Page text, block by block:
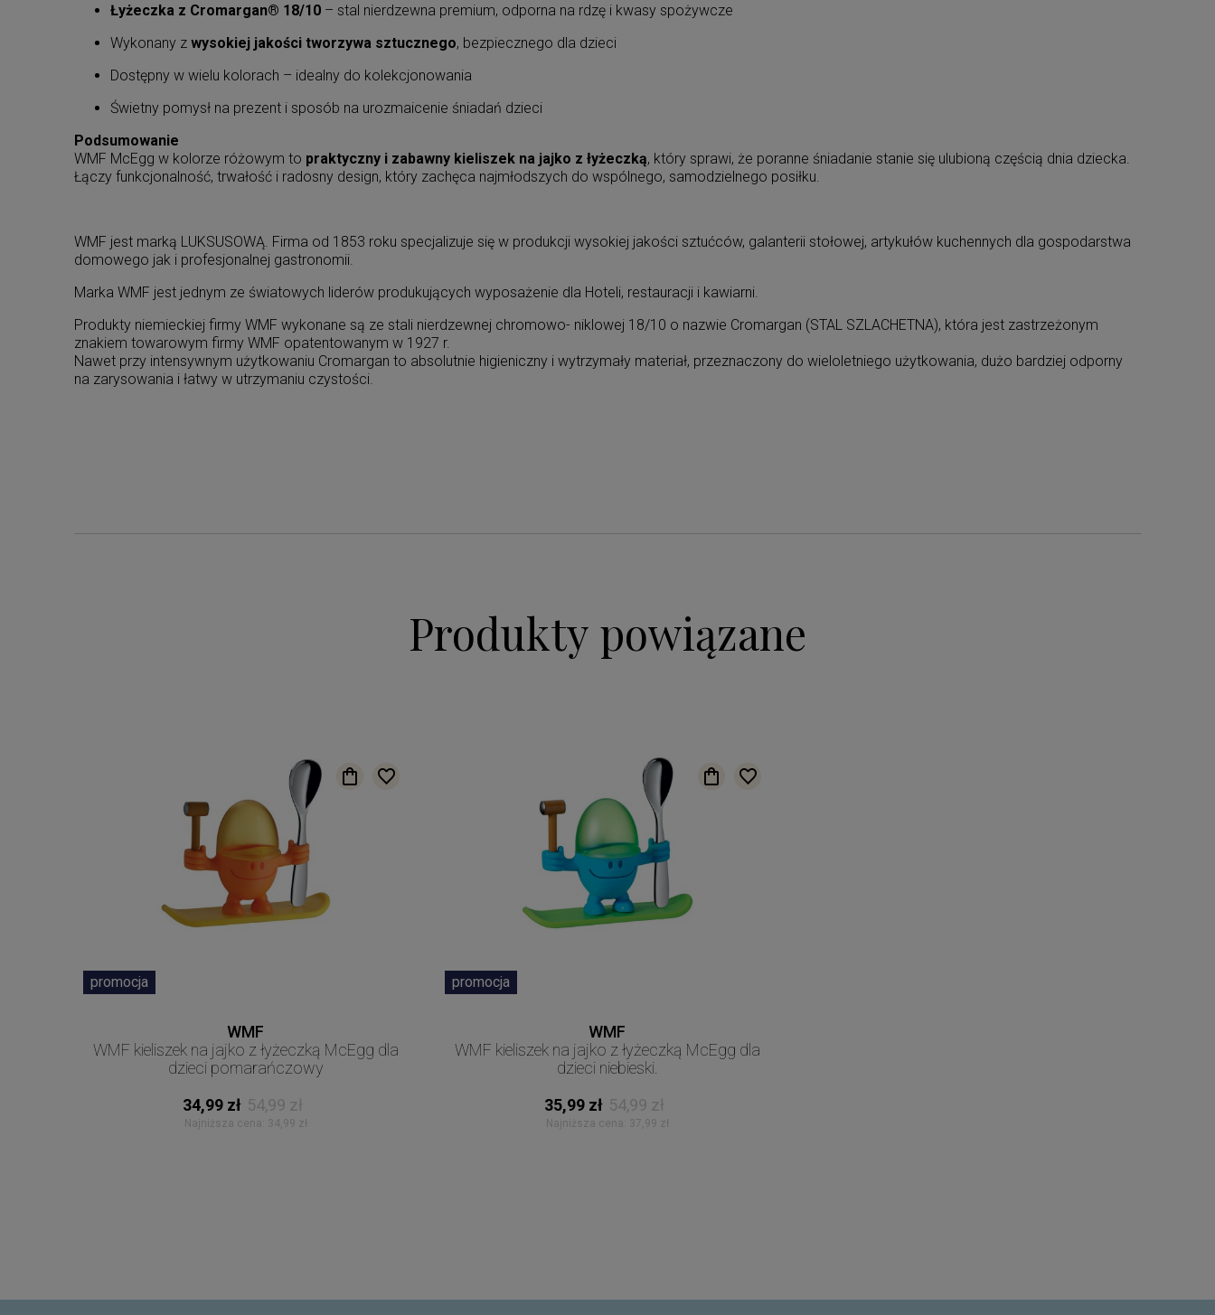
Łyżeczka z Cromargan® 18/10 – stal nierdzewna premium, odporna na rdzę i kwasy spożywcze
Wykonany z wysokiej jakości tworzywa sztucznego, bezpiecznego dla dzieci
Dostępny w wielu kolorach – idealny do kolekcjonowania
Świetny pomysł na prezent i sposób na urozmaicenie śniadań dzieci
Podsumowanie
WMF McEgg w kolorze różowym to praktyczny i zabawny kieliszek na jajko z łyżeczką, który sprawi, że poranne śniadanie stanie się ulubioną częścią dnia dziecka.
Łączy funkcjonalność, trwałość i radosny design, który zachęca najmłodszych do wspólnego, samodzielnego posiłku.
WMF jest marką LUKSUSOWĄ. Firma od 1853 roku specjalizuje się w produkcji wysokiej jakości sztućców, galanterii stołowej, artykułów kuchennych dla gospodarstwa
domowego jak i profesjonalnej gastronomii.
Marka WMF jest jednym ze światowych liderów produkujących wyposażenie dla Hoteli, restauracji i kawiarni.
Produkty niemieckiej firmy WMF wykonane są ze stali nierdzewnej chromowo- niklowej 18/10 o nazwie Cromargan (STAL SZLACHETNA), która jest zastrzeżonym
znakiem towarowym firmy WMF opatentowanym w 1927 r.
Nawet przy intensywnym użytkowaniu Cromargan to absolutnie higieniczny i wytrzymały materiał, przeznaczony do wieloletniego użytkowania, dużo bardziej odporny
na zarysowania i łatwy w utrzymaniu czystości.
Produkty powiązane
promocja
WMF
WMF kieliszek na jajko z łyżeczką McEgg dla
dzieci pomarańczowy
34,99 zł 54,99 zł
Najniższa cena: 34,99 zł
promocja
WMF
WMF kieliszek na jajko z łyżeczką McEgg dla
dzieci niebieski.
35,99 zł 54,99 zł
Najniższa cena: 37,99 zł